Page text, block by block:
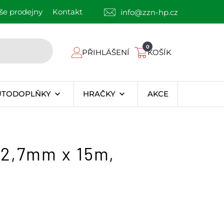
prodejny Kontakt info@zzn-hp.cz
PŘIHLÁŠENÍ
0
KOŠÍK
HRAČKY AKCE
x 15m,